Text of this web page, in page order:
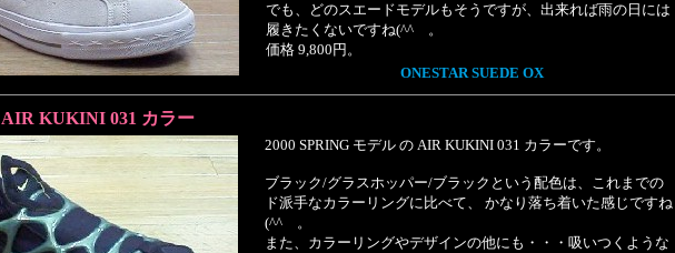
でも、どのスエードモデルもそうですが、出来れば雨の日には
履きたくないですね(^^ゞ。
価格 9,800円。
ONESTAR SUEDE OX
AIR KUKINI 031 カラー
2000 SPRING モデル の AIR KUKINI 031 カラーです。
ブラック/グラスホッパー/ブラックという配色は、これまでの
ド派手なカラーリングに比べて、 かなり落ち着いた感じですね
(^^ゞ。
また、カラーリングやデザインの他にも・・・吸いつくような